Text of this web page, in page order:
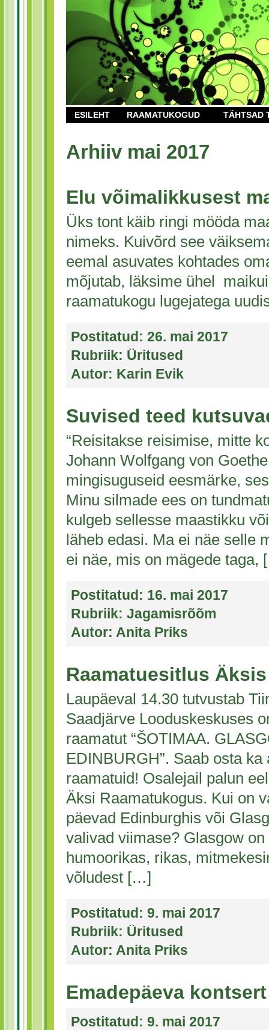
ESILEHT RAAMATUKOGUD TÄHTSAD
Arhiiv mai 2017
Elu võimalikkusest
Üks tont käib ringi mööda
nimeks. Kuivõrd see
eemal asuvates kohtades
mõjutab, läksime ühel
raamatukogu lugejatega
Postitatud: 26. mai 2017
Rubriik: Üritused
Autor: Karin Evik
Suvised teed
“Reisitakse reisimise, mitte
Johann Wolfgang von
mingisuguseid eesmärke,
Minu silmade ees on
kulgeb sellesse maastikku
läheb edasi. Ma ei näe selle
ei näe, mis on mägede taga,
Postitatud: 16. mai 2017
Rubriik: Jagamisrõõm
Autor: Anita Priks
Raamatuesitlus Äksis
Laupäeval 14.30 tutvustab
Saadjärve Looduskeskuses
raamatut “ŠOTIMAA.
EDINBURGH”. Saab osta
raamatuid! Osalejail palun
Äksi Raamatukogus. Kui on
päevad Edinburghis või
valivad viimase? Glasgow
humoorikas, rikas,
võludest […]
Postitatud: 9. mai 2017
Rubriik: Üritused
Autor: Anita Priks
Emadepäeva
Postitatud: 9. mai 2017